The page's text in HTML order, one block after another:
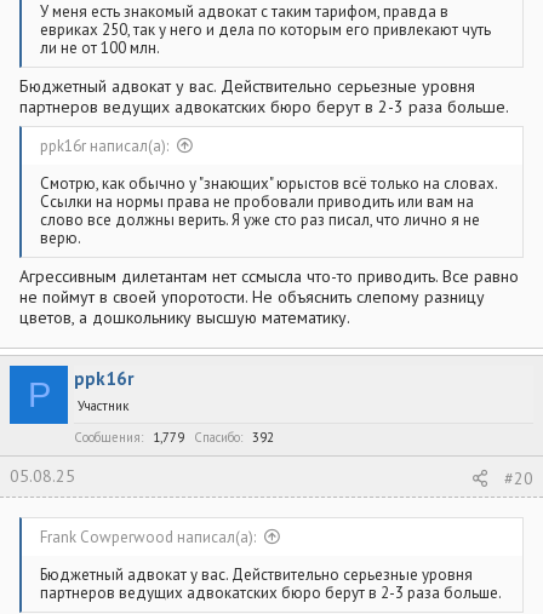
У меня есть знакомый адвокат с таким тарифом, правда в
евриках 250, так у него и дела по которым его привлекают чуть
ли не от 100 млн.
Бюджетный адвокат у вас. Действительно серьезные уровня
партнеров ведущих адвокатских бюро берут в 2-3 раза больше.
ppk16r написал(а):
Смотрю, как обычно у "знающих" юрыстов всё только на словах.
Ссылки на нормы права не пробовали приводить или вам на
слово все должны верить. Я уже сто раз писал, что лично я не
верю.
Агрессивным дилетантам нет ссмысла что-то приводить. Все равно
не поймут в своей упоротости. Не объяснить слепому разницу
цветов, а дошкольнику высшую математику.
P ppk16r
Участник
Сообщения
1,779 Спасибо 392
05.08.25 #20
Frank Cowperwood написал(а):
Бюджетный адвокат у вас. Действительно серьезные уровня
партнеров ведущих адвокатских бюро берут в 2-3 раза больше.